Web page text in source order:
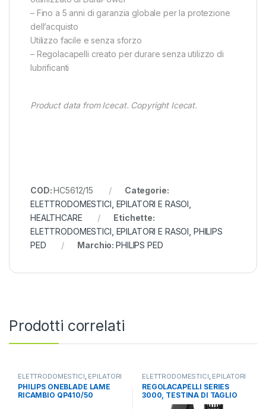
– Fino a 5 anni di garanzia globale per la protezione
dell’acquisto
Utilizzo facile e senza sforzo
– Regolacapelli creato per durare senza utilizzo di
lubrificanti
Product data from Icecat. Copyright Icecat.
COD:HC5612/15
Categorie:
ELETTRODOMESTICI EPILATORI E RASOI
HEALTHCARE
Etichette:
ELETTRODOMESTICI EPILATORI E RASOI PHILIPS
PED
Marchio:PHILIPS PED
Prodotti correlati
ELETTRODOMESTICI EPILATORI
E RASOI, HEALTHCARE
PHILIPS ONEBLADE LAME
RICAMBIO QP410/50
ELETTRODOMESTICI EPILATORI
E RASOI, HEALTHCARE
REGOLACAPELLI SERIES
3000, TESTINA DI TAGLIO
AMPIA DA 41MM